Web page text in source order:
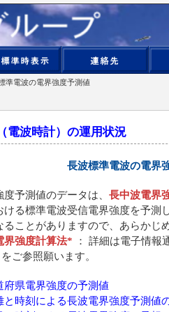
準電波の電界強度予測値
電波時計）の運用状況
長波標準電波の電界
予測値のデータは、 長中波電界
ける標準電波受信電界強度を予測
ることがありますので、あらかじ
界強度計算法* ： 詳細は電子情報
ご参照願います。
府県電界強度の予測値
と時刻による長波電界強度予測値